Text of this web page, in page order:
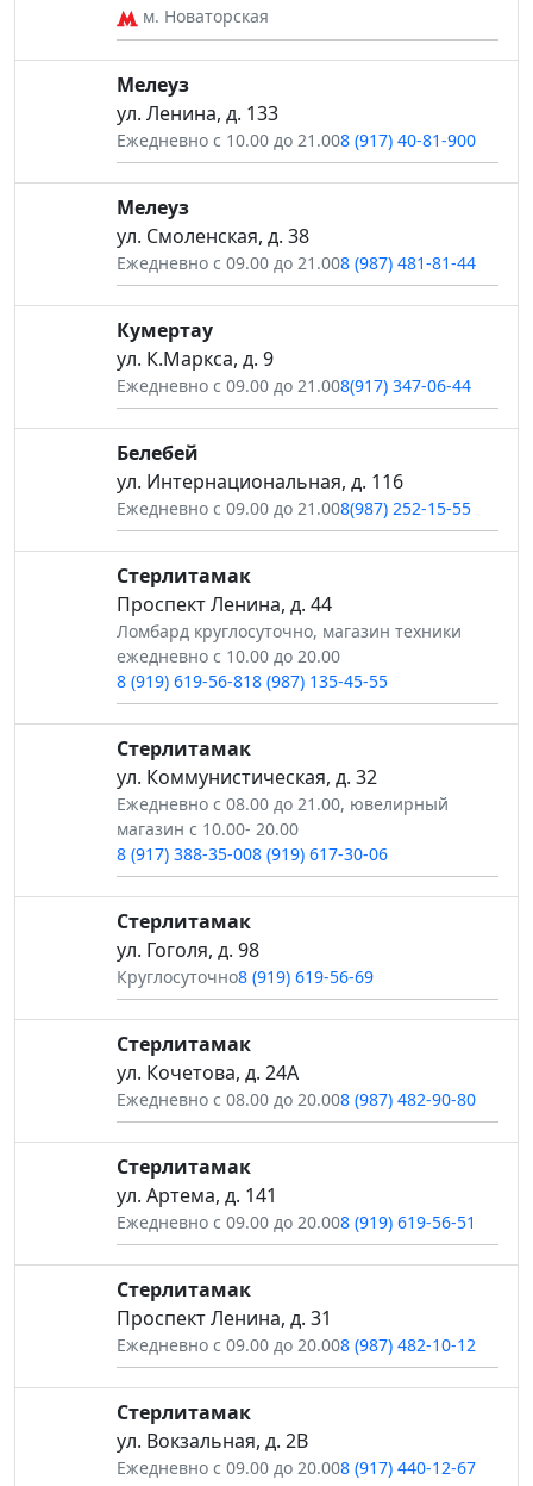
м. Новаторская
Мелеуз
ул. Ленина, д. 133
Ежедневно с 10.00 до 21.008 (917) 40-81-900
Мелеуз
ул. Смоленская, д. 38
Ежедневно с 09.00 до 21.008 (987) 481-81-44
Кумертау
ул. К.Маркса, д. 9
Ежедневно с 09.00 до 21.008(917) 347-06-44
Белебей
ул. Интернациональная, д. 116
Ежедневно с 09.00 до 21.008(987) 252-15-55
Стерлитамак
Проспект Ленина, д. 44
Ломбард круглосуточно, магазин техники
ежедневно с 10.00 до 20.00
8 (919) 619-56-818 (987) 135-45-55
Стерлитамак
ул. Коммунистическая, д. 32
Ежедневно с 08.00 до 21.00, ювелирный
магазин с 10.00- 20.00
8 (917) 388-35-008 (919) 617-30-06
Стерлитамак
ул. Гоголя, д. 98
Круглосуточно8 (919) 619-56-69
Стерлитамак
ул. Кочетова, д. 24А
Ежедневно с 08.00 до 20.008 (987) 482-90-80
Стерлитамак
ул. Артема, д. 141
Ежедневно с 09.00 до 20.008 (919) 619-56-51
Стерлитамак
Проспект Ленина, д. 31
Ежедневно с 09.00 до 20.008 (987) 482-10-12
Стерлитамак
ул. Вокзальная, д. 2В
Ежедневно с 09.00 до 20.008 (917) 440-12-67